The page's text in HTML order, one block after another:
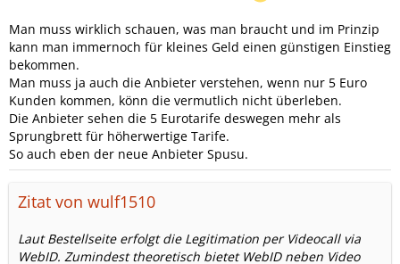
Man muss wirklich schauen, was man braucht und im Prinzip
kann man immernoch für kleines Geld einen günstigen Einstieg
bekommen.
Man muss ja auch die Anbieter verstehen, wenn nur 5 Euro
Kunden kommen, könn die vermutlich nicht überleben.
Die Anbieter sehen die 5 Eurotarife deswegen mehr als
Sprungbrett für höherwertige Tarife.
So auch eben der neue Anbieter Spusu.
Zitat von wulf1510
Laut Bestellseite erfolgt die Legitimation per Videocall via
WebID. Zumindest theoretisch bietet WebID neben Video